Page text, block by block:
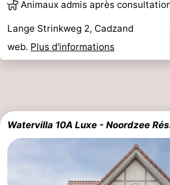
Animaux admis après
Lange Strinkweg 2, Cadzand
web. Plus d'informations
Watervilla 10A Luxe - Noordzee